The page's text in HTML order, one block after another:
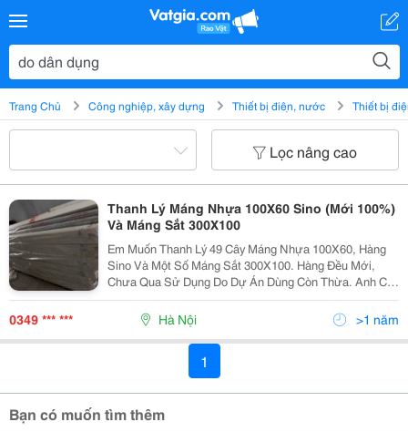
Trang Chủ Công nghiệp, xây dựng Thiết bị điện, nước Thiết bị
Lọc nâng cao
Thanh Lý Máng Nhựa 100X60 Sino (Mới 100%)
Và Máng Sắt 300X100
Em Muốn Thanh Lý 49 Cây Máng Nhựa 100X60, Hàng
Sino Và Một Số Máng Sắt 300X100. Hàng Đều Mới,
Chưa Qua Sử Dụng Do Dự Án Dùng Còn Thừa. Anh Chị
Nào Có Nhu Cầu Lấy Liên Hệ Em Ạ.
0349 *** *** Hà Nội >1 năm
1
Bạn có muốn tìm thêm